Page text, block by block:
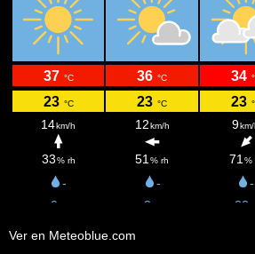
Ver en Meteoblue.com